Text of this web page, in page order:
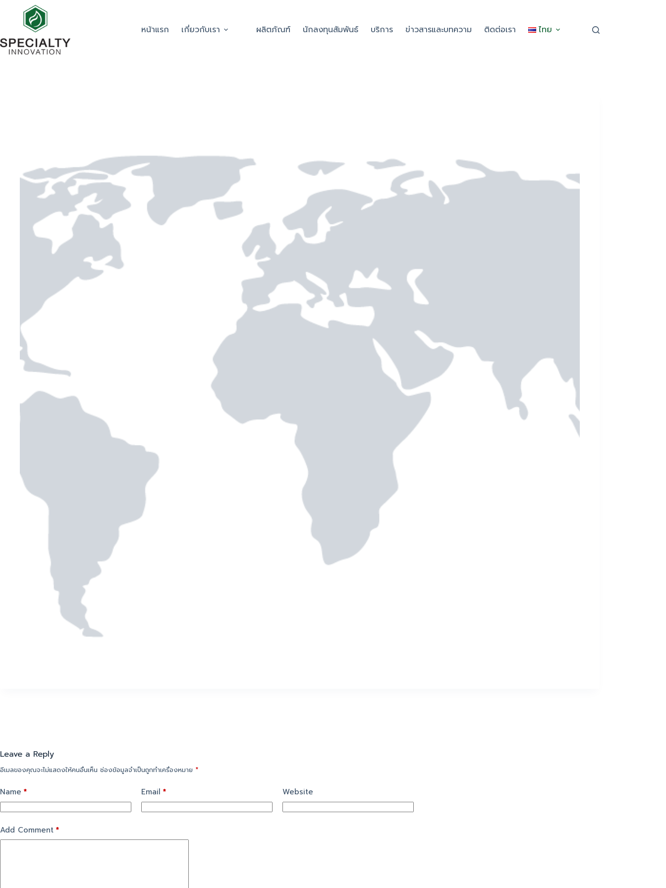
หน้าแรก เกี่ยวกับเรา ผลิตภัณฑ์ นักลงทุนสัมพันธ์ บริการ ข่าวสารและบทความ ติดต่อเรา ไทย
Leave a Reply
อีเมลของคุณจะไม่แสดงให้คนอื่นเห็น ช่องข้อมูลจำเป็นถูกทำเครื่องหมาย *
Name * Email * Website
Add Comment *